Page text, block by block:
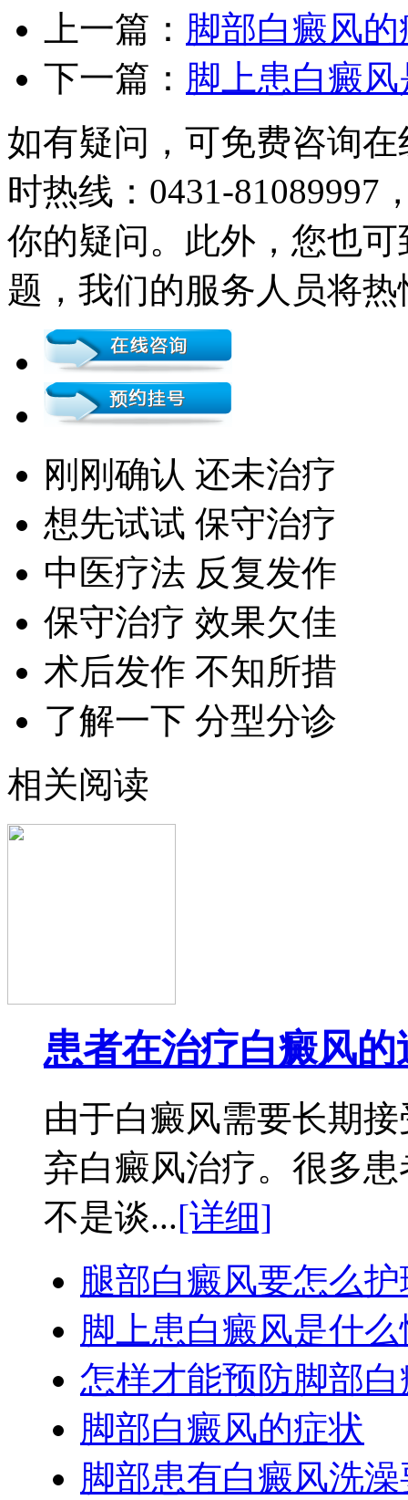
上一篇： 脚部白癜风
下一篇： 脚上患白癜
如有疑问，可免费咨询
时热线：0431-81089997
你的疑问。此外，您也
题，我们的服务人员将
刚刚确认 还未治疗
想先试试 保守治疗
中医疗法 反复发作
保守治疗 效果欠佳
术后发作 不知所措
了解一下 分型分诊
相关阅读
患者在治疗白癜风
由于白癜风需要长期
弃白癜风治疗。很多
不是谈...[详细]
腿部白癜风要怎么护
脚上患白癜风是什
怎样才能预防脚部
脚部白癜风的症状
脚部患有白癜风洗